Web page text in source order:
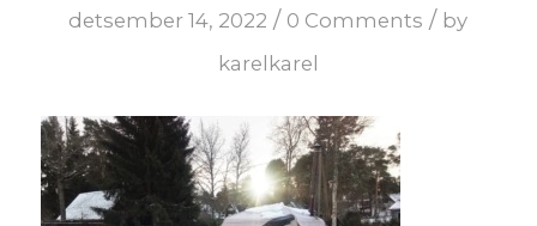
detsember 14, 2022 / 0 Comments / by
karelkarel